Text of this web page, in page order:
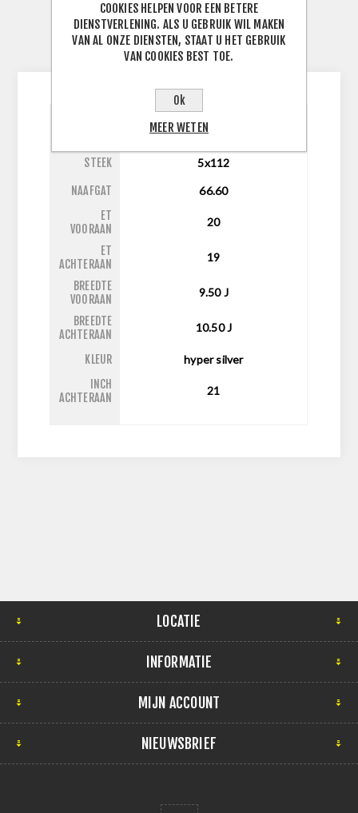
SPECIFICATIES
CONTACTEER ONS
20
STEEK 5x112
NAAFGAT
66.60
ET
VOORAAN
20
ET
ACHTERAAN
19
BREEDTE
VOORAAN
9.50J
BREEDTE
ACHTERAAN
10.50J
KLEUR
hyper silver
INCH
ACHTERAAN
21
LOCATIE
INFORMATIE
MIJN ACCOUNT
NIEUWSBRIEF
COOKIES HELPEN VOOR EEN BETERE
DIENSTVERLENING. ALS U GEBRUIK WIL MAKEN
VAN AL ONZE DIENSTEN, STAAT U HET GEBRUIK
VAN COOKIES BEST TOE.
Ok
MEER WETEN